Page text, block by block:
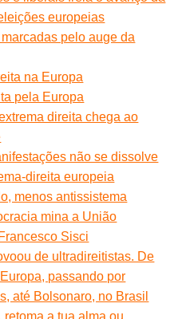
europeias
pelo auge da
na Europa
pela Europa
direita chega ao
não se dissolve
direita europeia
menos antissistema
mina a União
Sisci
de ultradireitistas. De
passando por
até Bolsonaro, no Brasil
a tua alma ou